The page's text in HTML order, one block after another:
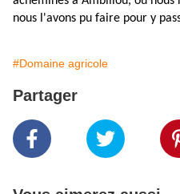
nous l'avons pu faire pour y
#Domaine agricole
Partager